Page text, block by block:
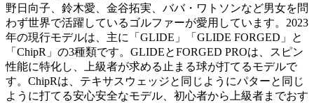
野日向子、鈴木愛、金谷拓実、ババ・ワトソンなど男女を問
わず世界で活躍しているゴルファーが愛用しています。2023
年の現行モデルは、主に「GLIDE」「GLIDE FORGED」と
「ChipR」の3種類です。GLIDEとFORGED PROは、スピン
性能に特化し、上級者が求める止まる球が打てるモデルで
す。ChipRは、テキサスウェッジと同じようにパターと同じ
ように打てる安心安全なモデル、初心者から上級者までおす